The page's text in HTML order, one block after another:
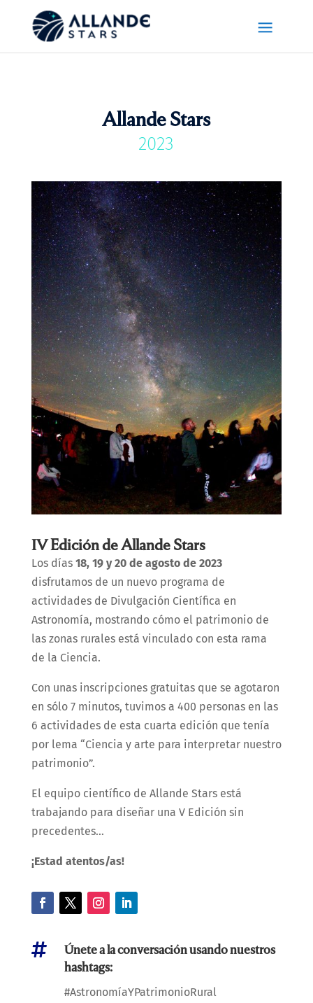
Allande Stars
2023
IV Edición de Allande Stars
Los días 18, 19 y 20 de agosto de 2023
disfrutamos de un nuevo programa de
actividades de Divulgación Científica en
Astronomía, mostrando cómo el patrimonio de
las zonas rurales está vinculado con esta rama
de la Ciencia.
Con unas inscripciones gratuitas que se agotaron
en sólo 7 minutos, tuvimos a 400 personas en las
6 actividades de esta cuarta edición que tenía
por lema “Ciencia y arte para interpretar nuestro
patrimonio”.
El equipo científico de Allande Stars está
trabajando para diseñar una V Edición sin
precedentes…
¡Estad atentos/as!

Únete a la conversación usando nuestros
hashtags:
#AstronomíaYPatrimonioRural